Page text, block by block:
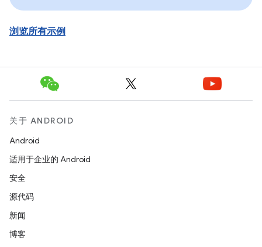
浏览所有示例
关于 ANDROID
Android
适用于企业的 Android
安全
源代码
新闻
博客